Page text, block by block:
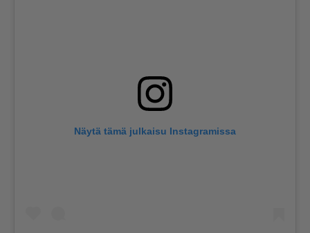
Näytä tämä julkaisu Instagramissa